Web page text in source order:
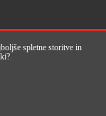
(ISSN
spletne storitve in